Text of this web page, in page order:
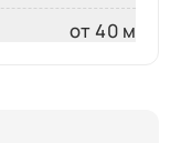
от 40 м